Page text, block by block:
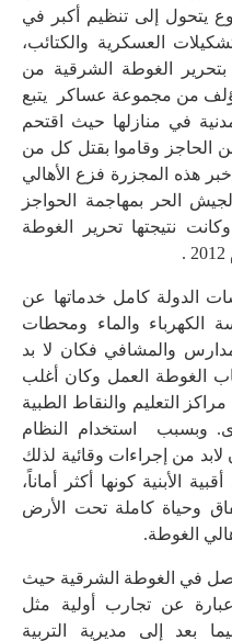
يتحول إلى تنظيم أكبر في
التشكيلات العسكرية والكتائب،
25/10/2012 بدأت بتحرير الغوطة الشرقية من
مؤلف من مجموعة عساكر يتبع
في منازلها حيث اقتحم
الحاجز وقاموا بقتل كل من
هذه المجزرة فزع الأهالي
الحر بمهاجمة الحواجز
نتيجتها تحرير الغوطة
الدولة كامل خدماتها عن
الكهرباء والماء ومحطات
والمشافي فكان لا بد
الغوطة العمل وكان أغلب
التعليم والنقاط الطبية
وبسبب استخدام النظام
من إجراءات وقائية لذلك
الأبنية كونها أكثر أماناً،
وحياة كاملة تحت الأرض
الغوطة.
الفاصل في الغوطة الشرقية حيث
عن تجارب أولية مثل
بعد إلى مديرية التربية